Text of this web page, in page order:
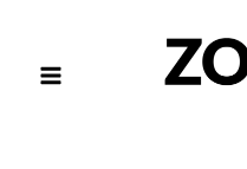
contenido